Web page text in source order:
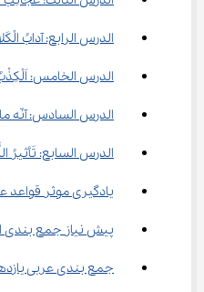
الدرس الرابع: آدابُ
الدرس الخامس:
الدرس السادس: آنّه
الدرس السابع: تَأثیرُ
یادگیری موثر قواعد
پیش ‌نیاز جمع بندی اصولی عربی یازدهم چیست؟
جمع بندی عربی